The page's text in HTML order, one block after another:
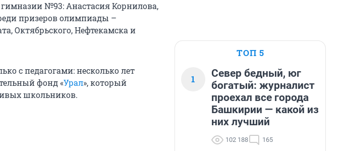
№93: Анастасия Корнилова,
призеров олимпиады –
Октябрьского, Нефтекамска и
с педагогами: несколько лет
фонд «Урал», который
школьников.
ТОП 5
1
Север бедный, юг
богатый: журналист
проехал все города
Башкирии — какой из
них лучший
102 188 165